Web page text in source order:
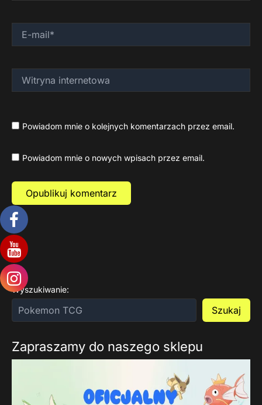
mail*
internetowa
Powiadom mnie o kolejnych komentarzach przez email.
Powiadom mnie o nowych wpisach przez email.
Wyszukiwanie:
Szukaj
Zapraszamy do naszego sklepu